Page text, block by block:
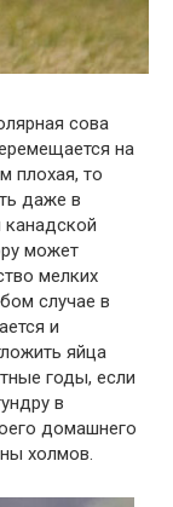
сова
на
плохая, то
даже в
канадской
может
мелких
случае в
и
яйца
годы, если
в
домашнего
холмов.